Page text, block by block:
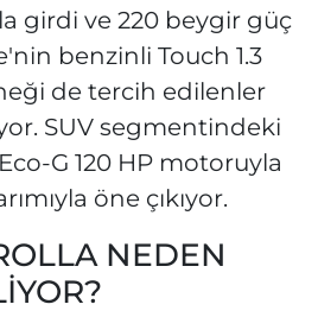
girdi ve 220 beygir güç
benzinli Touch 1.3
de tercih edilenler
SUV segmentindeki
G 120 HP motoruyla
öne çıkıyor.
NEDEN